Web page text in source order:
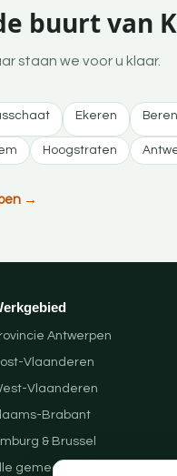
buurt van
staan we voor u klaar.
Ekeren
Hoogstraten
→
Antwerpen
Vlaanderen
Vlaanderen
Brabant
& Brussel
gemeenten